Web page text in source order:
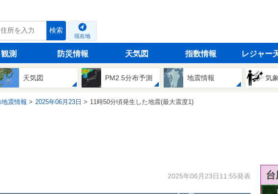
検索
現在地
観測 防災情報 天気図 指数情報 レジャー
天気図 PM2.5分布予測 地震情報 気
震情報 2025年06月23日 11時50分頃発生した地震(最大震度1)
2025年06月23日11:55発表